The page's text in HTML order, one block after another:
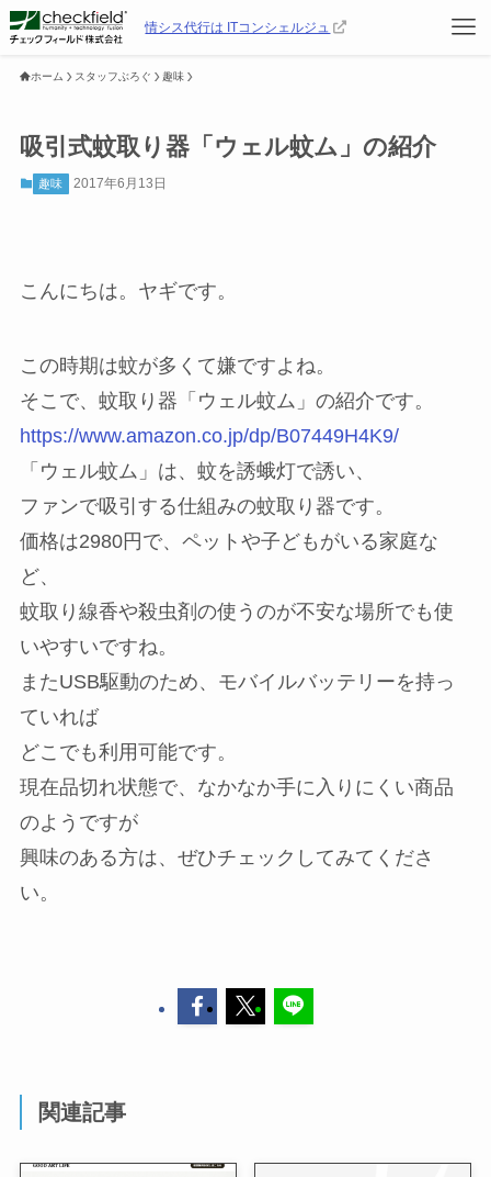
情シス代行は ITコンシェルジュ
ホーム スタッフぶろぐ 趣味
吸引式蚊取り器「ウェル蚊ム」の紹介
趣味 2017年6月13日
こんにちは。ヤギです。
この時期は蚊が多くて嫌ですよね。
そこで、蚊取り器「ウェル蚊ム」の紹介です。
https://www.amazon.co.jp/dp/B07449H4K9/
「ウェル蚊ム」は、蚊を誘蛾灯で誘い、
ファンで吸引する仕組みの蚊取り器です。
価格は2980円で、ペットや子どもがいる家庭な
ど、
蚊取り線香や殺虫剤の使うのが不安な場所でも使
いやすいですね。
またUSB駆動のため、モバイルバッテリーを持っ
ていれば
どこでも利用可能です。
現在品切れ状態で、なかなか手に入りにくい商品
のようですが
興味のある方は、ぜひチェックしてみてくださ
い。
関連記事